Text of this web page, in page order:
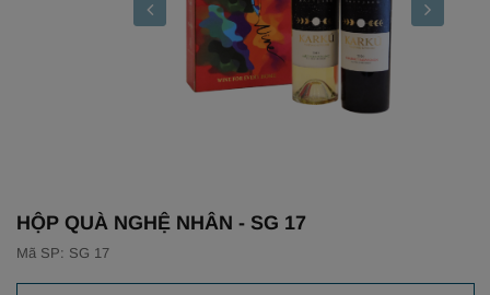
HỘP QUÀ NGHỆ NHÂN - SG 17
Mã SP: SG 17